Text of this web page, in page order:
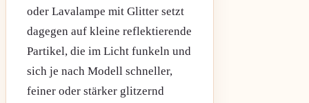
oder Lavalampe mit Glitter setzt
dagegen auf kleine reflektierende
Partikel, die im Licht funkeln und
sich je nach Modell schneller,
feiner oder stärker glitzernd